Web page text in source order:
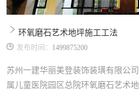
环氧磨石艺术地坪施工工法
发布时间： 1499875200
苏州一建华丽美登装饰装璜有限公司 黄建国[摘要]：结合苏州大学
属儿童医院园区总院环氧磨石艺术